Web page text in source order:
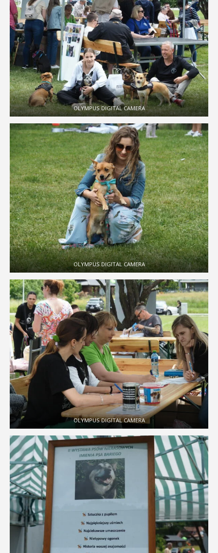
OLYMPUS DIGITAL CAMERA
OLYMPUS DIGITAL CAMERA
OLYMPUS DIGITAL CAMERA